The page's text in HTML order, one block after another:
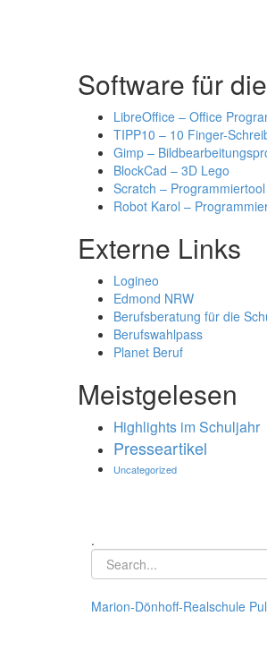
Software für
LibreOffice – Office
TIPP10 – 10 Finger-
Gimp –
BlockCad – 3D Lego
Scratch – Programmiertool
Robot Karol –
Externe Links
Logineo
Edmond NRW
Berufsberatung für die
Berufswahlpass
Planet Beruf
Meistgelesen
Highlights im Schuljahr
Presseartikel
Uncategorized
.
Marion-Dönhoff-Realschule